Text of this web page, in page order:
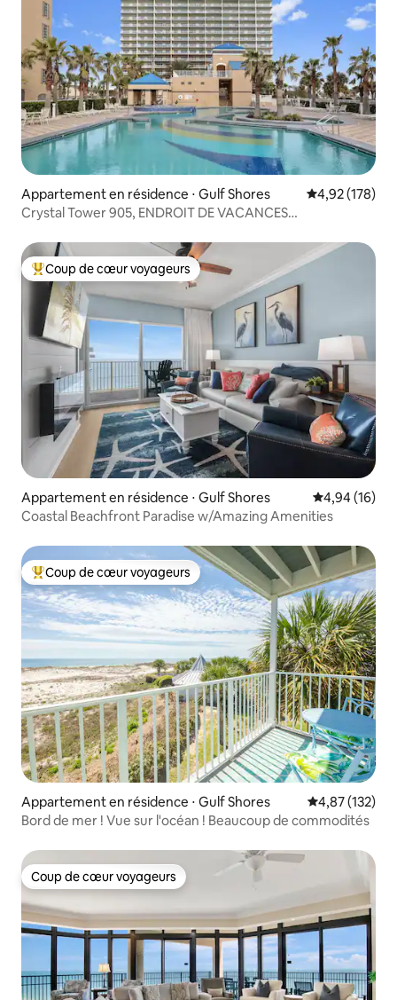
Appartement en résidence ⋅ Gulf Shores Évaluation
4,92 (178)
Crystal Tower 905, ENDROIT DE VACANCES
Coups de cœur voyageurs les plus appréciés
Coup de cœur voyageurs
Appartement en résidence ⋅ Gulf Shores Évaluation
4,94 (16)
Coastal Beachfront Paradise w/Amazing Amenities
Coups de cœur voyageurs les plus appréciés
Coup de cœur voyageurs
Appartement en résidence ⋅ Gulf Shores Évaluation
4,87 (132)
Bord de mer ! Vue sur l'océan ! Beaucoup de commodités
Coup de cœur voyageurs
Coup de cœur voyageurs